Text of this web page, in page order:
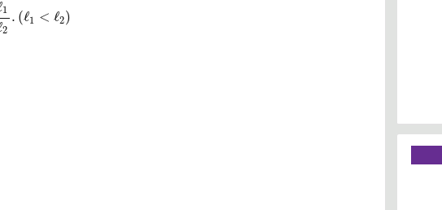
1
2
. (ℓ1 < ℓ2)